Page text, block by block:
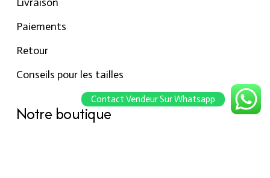
Livraison
Paiements
Retour
Conseils pour les tailles
Notre boutique
Contact Vendeur Sur Whatsapp